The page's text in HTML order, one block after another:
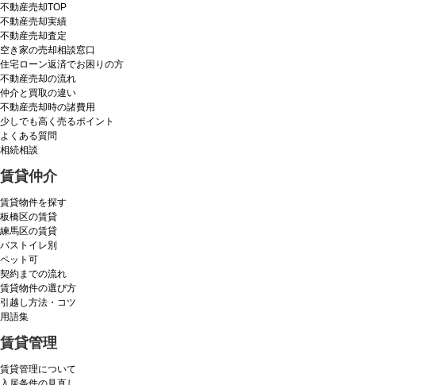
不動産売却TOP
不動産売却実績
不動産売却査定
空き家の売却相談窓口
住宅ローン返済でお困りの方
不動産売却の流れ
仲介と買取の違い
不動産売却時の諸費用
少しでも高く売るポイント
よくある質問
相続相談
賃貸仲介
賃貸物件を探す
板橋区の賃貸
練馬区の賃貸
バストイレ別
ペット可
契約までの流れ
賃貸物件の選び方
引越し方法・コツ
用語集
賃貸管理
賃貸管理について